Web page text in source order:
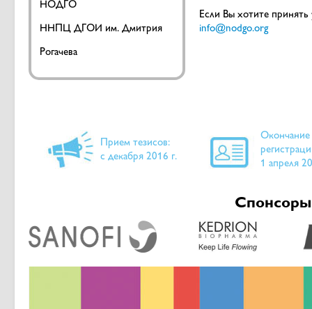
НОДГО
ННПЦ ДГОИ им. Дмитрия
Рогачева
Если Вы хотите принять
info@nodgo.org
Прием тезисов:
с декабря 2016 г.
Окончание
1 апреля